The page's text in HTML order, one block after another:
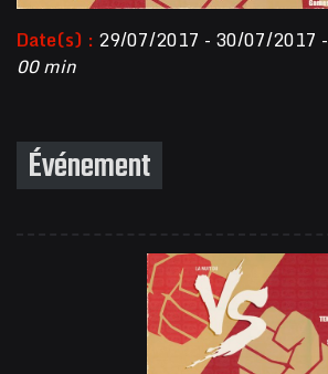
Date(s) : 29/07/2017 - 30/07/2017 -
00 min
Événement